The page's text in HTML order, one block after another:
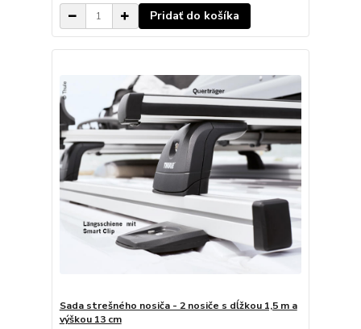
Pridať do košíka
Sada strešného nosiča - 2 nosiče s dĺžkou 1,5 m a
výškou 13 cm